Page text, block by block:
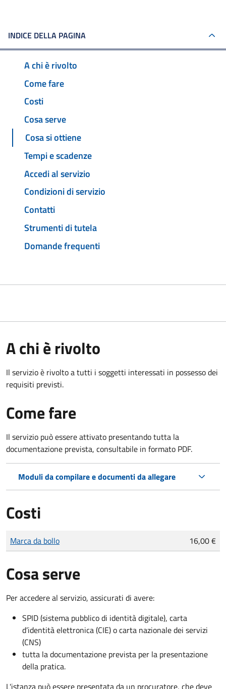
INDICE DELLA PAGINA
A chi è rivolto
Come fare
Costi
Cosa serve
Cosa si ottiene
Tempi e scadenze
Accedi al servizio
Condizioni di servizio
Contatti
Strumenti di tutela
Domande frequenti
A chi è rivolto
Il servizio è rivolto a tutti i soggetti interessati in possesso dei
requisiti previsti.
Come fare
Il servizio può essere attivato presentando tutta la
documentazione prevista, consultabile in formato PDF.
Moduli da compilare e documenti da allegare
Costi
Tipo di pagamento
Importo
Marca da bollo 16,00 €
Cosa serve
Per accedere al servizio, assicurati di avere:
SPID (sistema pubblico di identità digitale), carta
d’identità elettronica (CIE) o carta nazionale dei servizi
(CNS)
tutta la documentazione prevista per la presentazione
della pratica.
L'istanza può essere presentata da un procuratore, che deve